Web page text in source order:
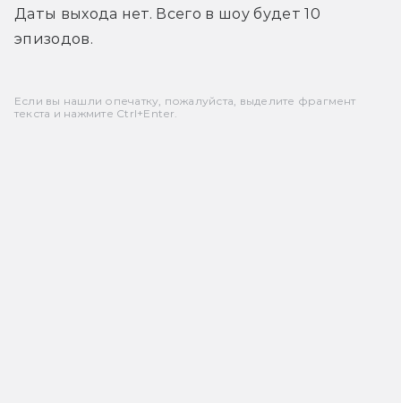
Даты выхода нет. Всего в шоу будет 10
эпизодов.
Если вы нашли опечатку, пожалуйста, выделите фрагмент
текста и нажмите Ctrl+Enter.